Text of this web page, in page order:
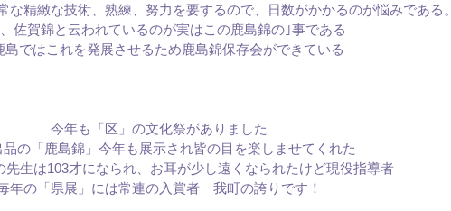
な精緻な技術、熟練、努力を要するので、日数がかかるのが悩みである。
佐賀錦と云われているのが実はこの鹿島錦の｣事である
ではこれを発展させるため鹿島錦保存会ができている
今年も「区」の文化祭がありました
品の「鹿島錦」今年も展示され皆の目を楽しませてくれた
先生は103才になられ、お耳が少し遠くなられたけど現役指導者
年の「県展」には常連の入賞者 我町の誇りです！